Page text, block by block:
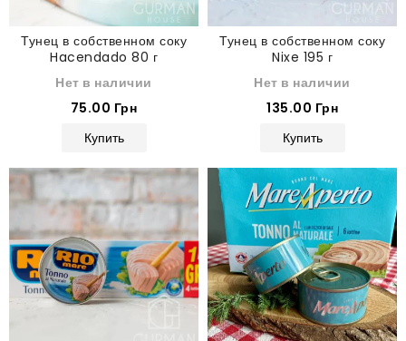
Тунец в собственном соку
Hacendado 80 г
Нет в наличии
75.00 Грн
Купить
Тунец в собственном соку
Nixe 195 г
Нет в наличии
135.00 Грн
Купить